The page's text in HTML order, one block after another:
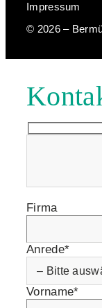
Impressum
© 2026 –
Firma
Anrede*
Vorname*